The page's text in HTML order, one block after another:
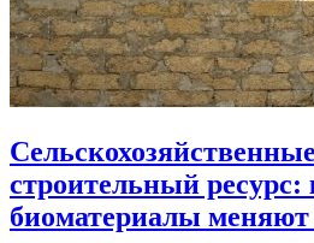
строительный ресурс:
биоматериалы меняют